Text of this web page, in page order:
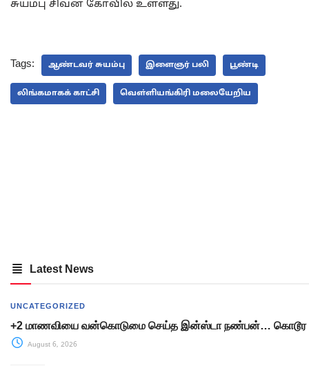
சுயம்பு சிவன் கோவில் உள்ளது.
Tags: ஆண்டவர் சுயம்பு இளைஞர் பலி பூண்டி
லிங்கமாகக் காட்சி வௌ்ளியங்கிரி மலையேறிய
Latest News
UNCATEGORIZED
+2 மாணவியை வன்கொடுமை செய்த இன்ஸ்டா நண்பன்… கொடூர
August 6, 2026